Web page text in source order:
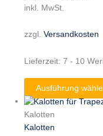
inkl. MwSt.
zzgl.Versandkosten
Lieferzeit:7 - 10
Ausführung
Kalotten
Kalotten